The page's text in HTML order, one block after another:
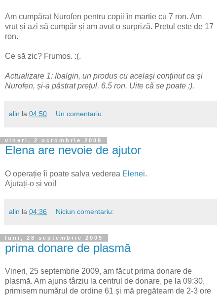
Am cumpărat Nurofen pentru copii în martie cu 7 ron. Am
vrut și azi să cumpăr și am avut o surpriză. Prețul este de 17
ron.
Ce să zic? Frumos. :(.
Actualizare 1: Ibalgin, un produs cu același conținut ca și
Nurofen, și-a păstrat prețul, 6.5 ron. Uite că se poate :).
alin la 04:50 Un comentariu:
vineri, 2 octombrie 2009
Elena are nevoie de ajutor
O operație îi poate salva vederea Elenei.
Ajutați-o și voi!
alin la 04:36 Niciun comentariu:
luni, 28 septembrie 2009
prima donare de plasmă
Vineri, 25 septembrie 2009, am făcut prima donare de
plasmă. Am ajuns târziu la centrul de donare, pe la 09:30,
primisem numărul de ordine 61 și mă pregăteam de 2-3 ore